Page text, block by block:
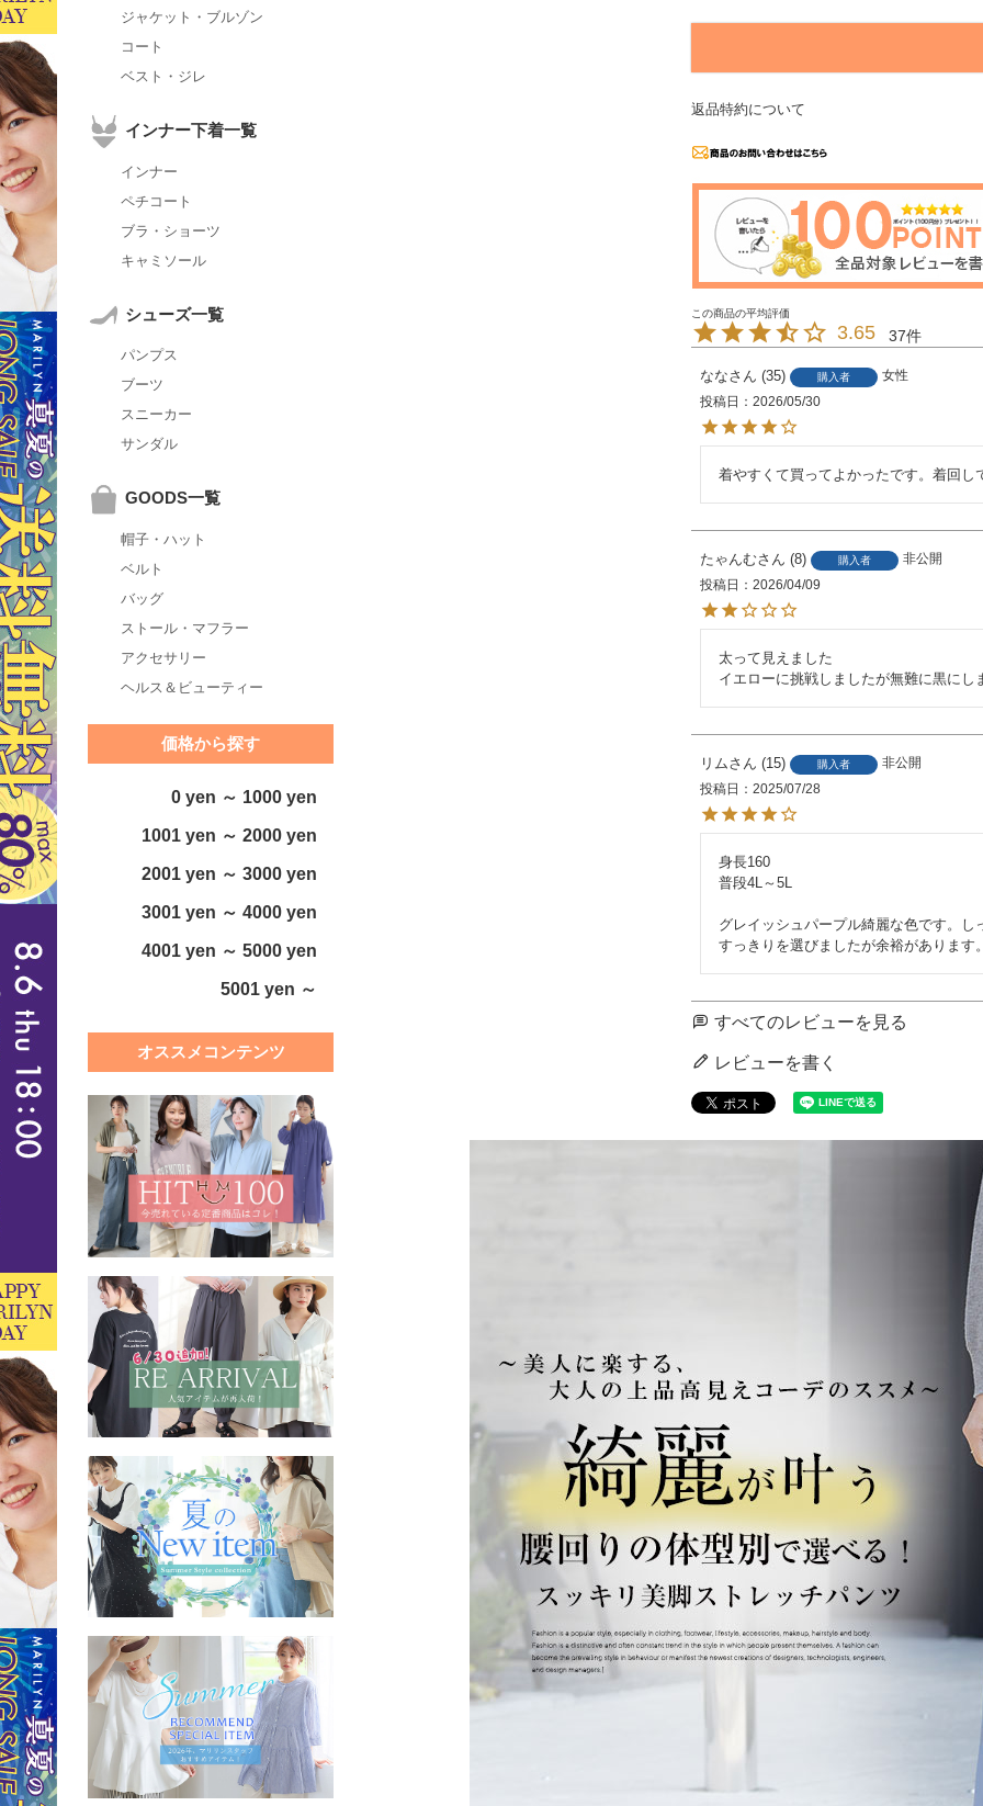
ジャケット・ブルゾン
コート
ベスト・ジレ
インナー下着一覧
インナー
ペチコート
ブラ・ショーツ
キャミソール
シューズ一覧
パンプス
ブーツ
スニーカー
サンダル
GOODS一覧
帽子・ハット
ベルト
バッグ
ストール・マフラー
アクセサリー
ヘルス＆ビューティー
価格から探す
0 yen ～ 1000 yen
1001 yen ～ 2000 yen
2001 yen ～ 3000 yen
3001 yen ～ 4000 yen
4001 yen ～ 5000 yen
5001 yen ～
オススメコンテンツ
返品特約について
3.65 37
なな 35 購入者
女性
投稿日
2026/05/30
着やすくて買ってよかったです。着回し
たゃんむ 8 購入者
非公開
投稿日
2026/04/09
太って見えました
イエローに挑戦しましたが無難に黒にし
リム 15 購入者
非公開
投稿日
2025/07/28
身長160
普段4L～5L
グレイッシュパープル綺麗な色です。し
すっきりを選びましたが余裕があります。
すべてのレビューを見る
レビューを書く